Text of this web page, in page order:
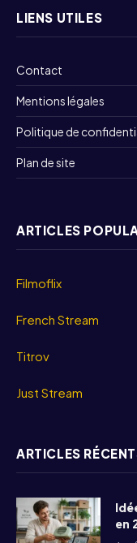
LIENS UTILES
Contact
Mentions légales
Politique de
Plan de site
ARTICLES
Filmoflix
French Stream
Titrov
Just Stream
ARTICLES
en